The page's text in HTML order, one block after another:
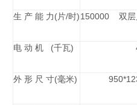
生 产 能 力(片/时)150000    双
电 动 机   (千瓦)
外 形 尺 寸(毫米)